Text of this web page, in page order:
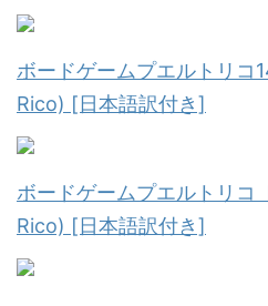
ボードゲームプエルトリコ
Rico) [日本語訳付き]
ボードゲームプエルトリコ
Rico) [日本語訳付き]